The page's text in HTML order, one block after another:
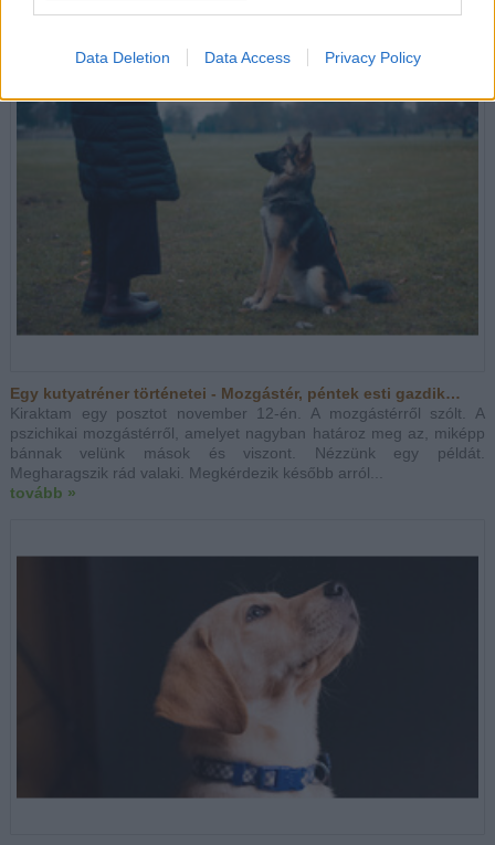
Data Deletion Data Access Privacy Policy
Egy kutyatréner történetei - Mozgástér, péntek esti gazdik…
Kiraktam egy posztot november 12-én. A mozgástérről szólt. A
pszichikai mozgástérről, amelyet nagyban határoz meg az, miképp
bánnak velünk mások és viszont. Nézzünk egy példát.
Megharagszik rád valaki. Megkérdezik később arról...
tovább »